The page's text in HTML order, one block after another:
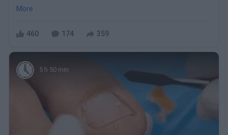
More
460 174 359
5 h 50 min